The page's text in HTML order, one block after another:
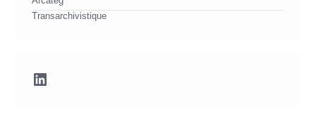
Transarchivistique
LinkedIn